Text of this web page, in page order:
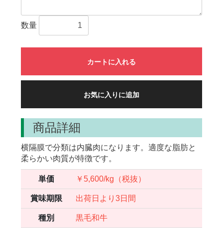
数量
カートに入れる
お気に入りに追加
商品詳細
横隔膜で分類は内臓肉になります。適度な脂肪と
柔らかい肉質が特徴です。
単価 ￥5,600/kg（税抜）
賞味期限 出荷日より3日間
種別 黒毛和牛